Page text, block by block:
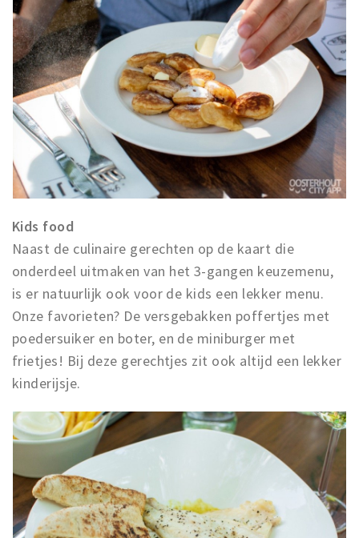
Kids food
Naast de culinaire gerechten op de kaart die
onderdeel uitmaken van het 3-gangen keuzemenu,
is er natuurlijk ook voor de kids een lekker menu.
Onze favorieten? De versgebakken poffertjes met
poedersuiker en boter, en de miniburger met
frietjes! Bij deze gerechtjes zit ook altijd een lekker
kinderijsje.